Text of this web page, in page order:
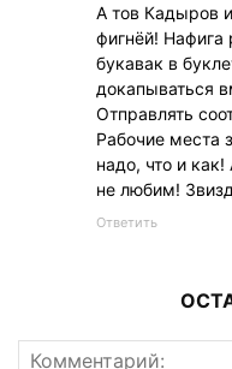
А тов Кадыров
фигнёй! Нафига
букавак в
докапываться
Отправлять
Рабочие места
надо, что и
не любим!
Ответить